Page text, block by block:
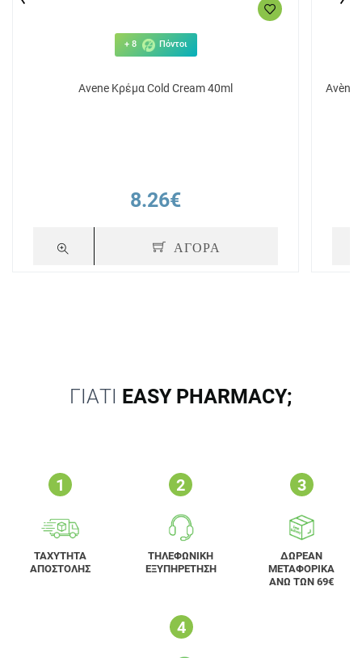
+ 8 Πόντοι
Avene Κρέμα Cold Cream 40ml
8.26€
ΑΓΟΡΑ
Avène
ΓΙΑΤΙ EASY PHARMACY;
ΤΑΧΥΤΗΤΑ
ΑΠΟΣΤΟΛΗΣ
ΤΗΛΕΦΩΝΙΚΗ
ΕΞΥΠΗΡΕΤΗΣΗ
ΔΩΡΕΑΝ
ΜΕΤΑΦΟΡΙΚΑ
ΑΝΩ ΤΩΝ 69€